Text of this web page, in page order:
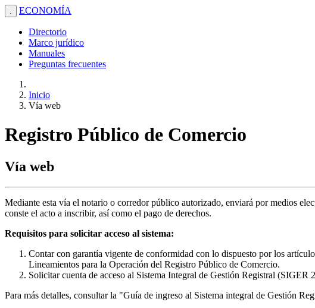
. ECONOMÍA
Directorio
Marco jurídico
Manuales
Preguntas frecuentes
Inicio
Vía web
Registro Público de Comercio
Vía web
Mediante esta vía el notario o corredor público autorizado, enviará por medios
conste el acto a inscribir, así como el pago de derechos.
Requisitos para solicitar acceso al sistema:
Contar con garantía vigente de conformidad con lo dispuesto por los
Lineamientos para la Operación del Registro Público de Comercio.
Solicitar cuenta de acceso al Sistema Integral de Gestión Registral (SIGER
Para más detalles, consultar la "Guía de ingreso al Sistema integral de Gestión